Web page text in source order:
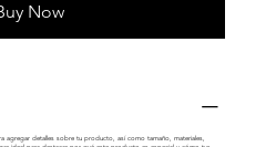
Now
agregar detalles sobre tu producto, así como tamaño, materiales,